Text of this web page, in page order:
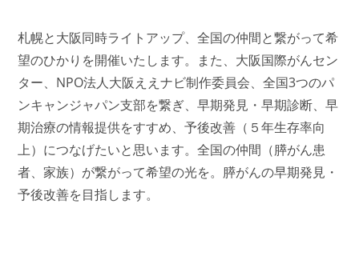
札幌と大阪同時ライトアップ、全国の仲間と繋がって希
望のひかりを開催いたします。また、大阪国際がんセン
ター、NPO法人大阪ええナビ制作委員会、全国3つのパ
ンキャンジャパン支部を繋ぎ、早期発見・早期診断、早
期治療の情報提供をすすめ、予後改善（５年生存率向
上）につなげたいと思います。全国の仲間（膵がん患
者、家族）が繋がって希望の光を。膵がんの早期発見・
予後改善を目指します。